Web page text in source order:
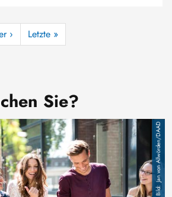
› Nächste Seite
Letzte »Letzte Seite
Sie?
Jan von Allwörden/DAAD